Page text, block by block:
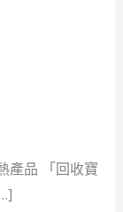
產品 「回收寶